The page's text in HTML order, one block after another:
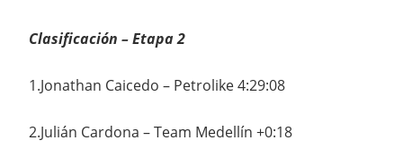
Clasificación – Etapa 2
1.Jonathan Caicedo – Petrolike 4:29:08
2.Julián Cardona – Team Medellín +0:18